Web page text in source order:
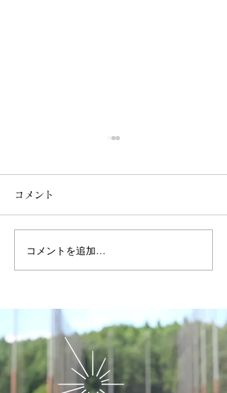
BINGOスタンプラリー開
コメント
コメントを追加…